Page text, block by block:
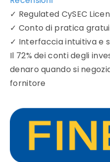
✓ Regulated CySEC
✓ Conto di pratica
✓ Interfaccia intuitiva e
Il 72% dei conti degli
denaro quando si
fornitore